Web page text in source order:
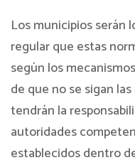
Los municipios serán
regular que estas
según los
de que no se sigan
tendrán la
autoridades
establecidos dentro